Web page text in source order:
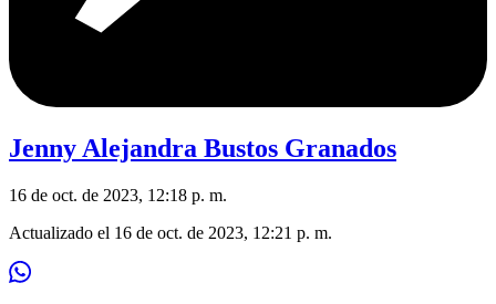
Jenny Alejandra Bustos Granados
16 de oct. de 2023, 12:18 p. m.
Actualizado el 16 de oct. de 2023, 12:21 p. m.